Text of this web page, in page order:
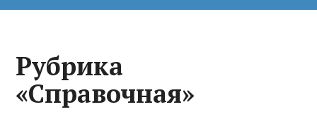
Рубрика
«Справочная»